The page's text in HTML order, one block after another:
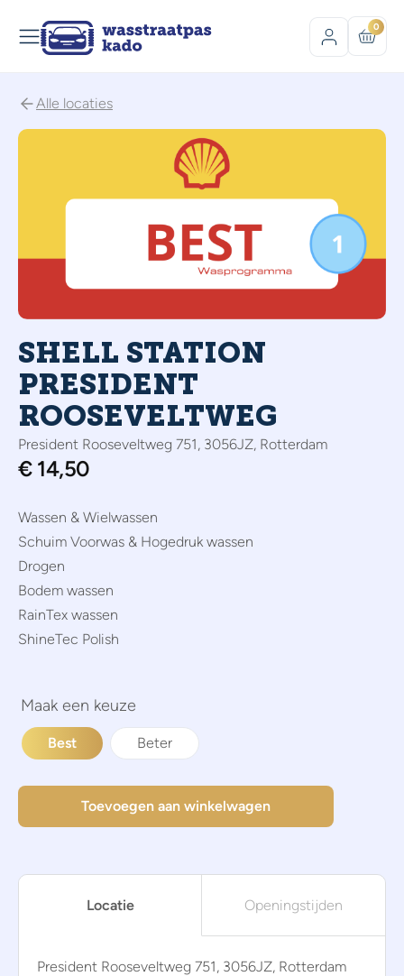
0
Alle locaties
SHELL STATION
PRESIDENT
ROOSEVELTWEG
President Rooseveltweg 751, 3056JZ, Rotterdam
Wassen & Wielwassen
Schuim Voorwas & Hogedruk wassen
Drogen
Bodem wassen
RainTex wassen
ShineTec Polish
€14,50
Best Beter
Toevoegen aan winkelwagen
Locatie Openingstijden
President Rooseveltweg 751, 3056JZ, Rotterdam